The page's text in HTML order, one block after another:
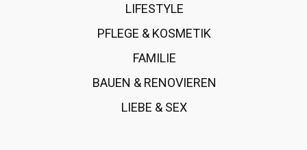
LIFESTYLE
PFLEGE & KOSMETIK
FAMILIE
BAUEN & RENOVIEREN
LIEBE & SEX